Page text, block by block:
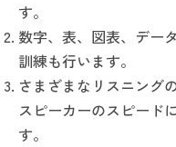
す。
数字、表、図表、デー
訓練も行います。
さまざまなリスニング
スピーカーのスピード
す。